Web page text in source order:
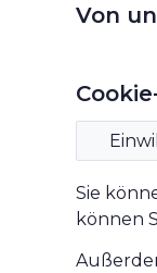
Von
Sie
können